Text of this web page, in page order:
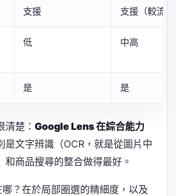
支援 支援（較流
低 中高
是 是
楚： Google Lens 在綜合能力
是文字辨識（OCR，就是從圖片中
和商品搜尋的整合做得最好。
？在於局部圈選的精細度，以及